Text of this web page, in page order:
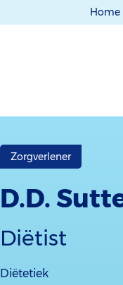
Home
Zorgverlener
D.D.
Diëtist
Diëtetiek